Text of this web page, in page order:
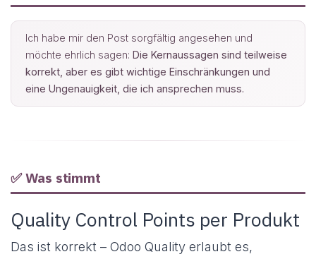
Ich habe mir den Post sorgfältig angesehen und
möchte ehrlich sagen: Die Kernaussagen sind teilweise
korrekt, aber es gibt wichtige Einschränkungen und
eine Ungenauigkeit, die ich ansprechen muss.
✅ Was stimmt
Quality Control Points per Produkt
Das ist korrekt – Odoo Quality erlaubt es,